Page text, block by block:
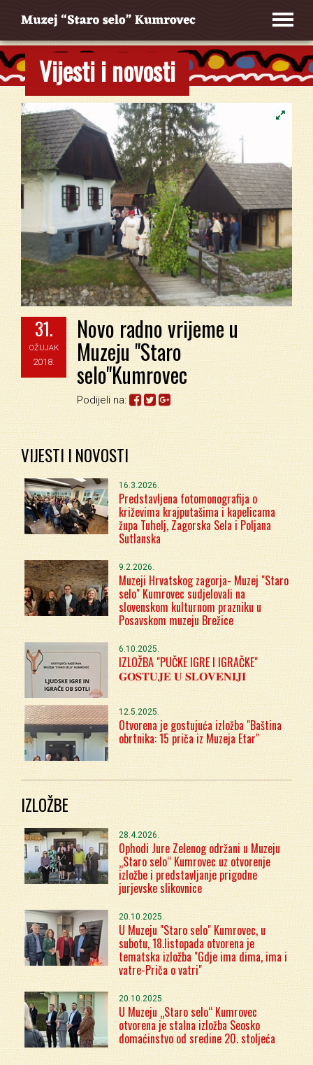
Vijesti i novosti
31.
OŽUJAK
2018.
Novo radno vrijeme u
Muzeju "Staro
selo"Kumrovec
Podijeli na:
VIJESTI I NOVOSTI
16.3.2026.
Predstavljena fotomonografija o
križevima krajputašima i kapelicama
župa Tuhelj, Zagorska Sela i Poljana
Sutlanska
9.2.2026.
Muzeji Hrvatskog zagorja- Muzej "Staro
selo" Kumrovec sudjelovali na
slovenskom kulturnom prazniku u
Posavskom muzeju Brežice
6.10.2025.
IZLOŽBA "PUČKE IGRE I IGRAČKE"
𝐆𝐎𝐒𝐓𝐔𝐉𝐄 𝐔 𝐒𝐋𝐎𝐕𝐄𝐍𝐈𝐉𝐈
12.5.2025.
Otvorena je gostujuća izložba "Baština
obrtnika: 15 priča iz Muzeja Etar"
IZLOŽBE
28.4.2026.
Ophodi Jure Zelenog održani u Muzeju
„Staro selo“ Kumrovec uz otvorenje
izložbe i predstavljanje prigodne
jurjevske slikovnice
20.10.2025.
U Muzeju "Staro selo" Kumrovec, u
subotu, 18.listopada otvorena je
tematska izložba "Gdje ima dima, ima i
vatre-Priča o vatri"
20.10.2025.
U Muzeju „Staro selo“ Kumrovec
otvorena je stalna izložba Seosko
domaćinstvo od sredine 20. stoljeća